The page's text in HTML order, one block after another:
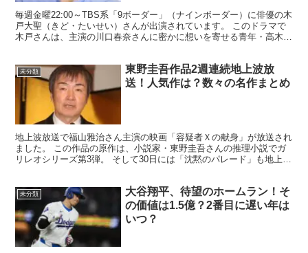
毎週金曜22:00～TBS系「9ボーダー」（ナインボーダー）に俳優の木
戸大聖（きど・たいせい）さんが出演されています。 このドラマで
木戸さんは、主演の川口春奈さんに密かに想いを寄せる青年・高木陽
未分類
東野圭吾作品2週連続地上波放
送！人気作は？数々の名作まとめ
地上波放送で福山雅治さん主演の映画「容疑者Ｘの献身」が放送され
ました。 この作品の原作は、小説家・東野圭吾さんの推理小説でガ
リレオシリーズ第3弾。 そして30日には「沈黙のパレード」も地上波
未分類
大谷翔平、待望のホームラン！そ
の価値は1.5億？2番目に遅い年は
いつ？